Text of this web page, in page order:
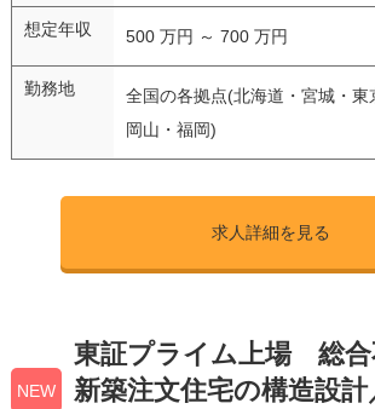
想定年収 500 万円 ～ 700 万円
勤務地
全国の各拠点(北海道・宮城・東
岡山・福岡)
求人詳細を見る
NEW
東証プライム上場 総合
新築注文住宅の構造設